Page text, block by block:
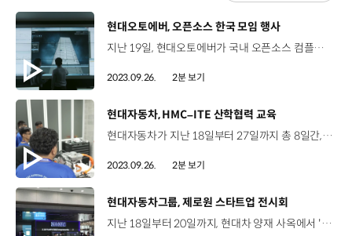
[동영상]
현대오토에버, 오픈소스 한국 모임 행사
지난 19일, 현대오토에버가 국내 오픈소스 컴플라이언스 담당자를 대상으로 오픈소스 한국 모임 제19차 회의를 진행했습니다. 공개된 소프트웨어를 사용할 때 준수해야 하는 규정들을 사전에 검증하는 것을 '오픈소스 컴플라이언스'라고 하는데요. 현대차와 현대오토에버, 현대모비스를 비롯해 삼성전자, 네이버, SK, 카카오 등 총 47개 회사가 모임에 참여했습니다. 이날 회의에서는 오픈소스 소프트웨어 사용 과정에서의 법률적 문제를 사전에 검증해 위험 요인을 낮추고 관리하는 방법에 대해 공유했습니다. 김주완 팀장 / 현대오토에버 기술전략팀이번 오픈소스 한국 모임이 현대오토에버에서 개최되고 현대자동차그룹의 우수한 오프소스 역량을 대내외적으로 펼칠 수 있는 뜻깊은 시간이었습니다. 앞으로 현대자동차그룹의 오픈소스 리스트 대외 공개를 통해 중소기업 그리고 중견기업의 지원방안도 고민하고 있습니다. 2022년 8월, 현대오토에버는 현대차, 기아, 현대모비스, 현대오토에버의 오픈소스 관리시스템을 구축해 ISO 국제표준 인증을 획득한 바 있습니다.
2023.09.26. 2분 보기
[동영상]
현대자동차, HMC–ITE 산학협력 교육
현대자동차가 지난 18일부터 27일까지 총 8일간, 천안 글로벌 러닝센터에서 싱가포르 ITE 학생과 강사 총 17명을 대상으로 EV 신기술 교육을 진행하고 있습니다. 이번 프로그램은 2022년 현대차-ITE-코모코 대리점 간 체결된 ‘산학협력 MOU’를 기반으로 진행됐는데요. 이번 교육에서는 전동화 부품의 구조 및 원리 등에 대해 배우고 주행 체험을 해볼 수 있는 EV 및 FCEV 기초 교육과 함께, 학생과 강사들이 현대 모터스튜디오와 고양 하이테크센터를 방문해 현대차의 기술력을 느낄 수 있는 시간이 마련되었습니다. 지안 세아 키안 웨이/ ITE 강사 이번 교육을 통해 얻은 EV, ADAS 등에 대한 지식을 향후 커리큘럼 개발에 활용할 예정입니다. 림분핀 / ITE 학생 이번 교육을 통해 EV 차량의 고장 진단 및 문제 해결을 보다 효과적으로 수행할 수 있는 기술을 익힐 수 있었으며 EV 산업에 대한 전문성을 향상시킬 수 있었습니다. 현대차는 이번 싱가포르 ITE와의 산학협력 프로그램을 바탕으로 향후 교육을 확대 운영하고 양질의 정비 인력 확보를 위해 노력할 계획입니다.
2023.09.26. 2분 보기
[동영상]
현대자동차그룹, 제로원 스타트업 전시회
지난 18일부터 20일까지, 현대차 양재 사옥에서 '제로원 벤처스 2023'이 열렸습니다. 이번 행사는 제로원이 육성하고 있는 스타트업과 제로원 분사 스타트업이 주체가 되어 그 간의 연구 성과가 담긴 제품들을 전시했는데요. 조승우 연구원 / 현대자동차·기아 H스타트업팀 이번 전시회는 제로원 벤처스가 추진하는 임직원–스타트업 간 ‘오픈이노베이션 헙업 인트라프러너십’이라는 주제로 스타트업과 현대차그룹의 협업 기회 창출 그리고 다양한 프로그램을 통해 임직원의 기업가 정신을 고취하는 것을 목표로 하고 있습니다. 총 6개의 스타트업이 제작한 혁신적인 제품과 서비스에 임직원들의 관심이 집중됐습니다. 클라우드 비용을 절감한 통합 모니터링 IT서비스나 다양한 배송서비스 솔루션을 제공하는 자율주행 로봇, 해양쓰레기 수거와 재활용 솔루션을 제공하는 기술 등도 눈길을 끌었습니다. 배소현 팀장 / 셀플러스코리아 저희는 악천후와 야간 상황에도 안전한 자율주행을 돕는 열화상 카메라 솔루션과 자율주행 알고즘 개발을 고도화할 수 있는 로깅 시스템 그리고 검증할 수 있는 재생 솔루션을 제공하고 있습니다. 박수창 공동대표 / 데이타몬드 저희는 이번에 ‘페르소나 파인더’라는 신개념의 페르소나 데이터 기반의 검색과 마케팅 플랫폼을 론칭하여 이번 전시회에 참여하게 되었습니다. 스타트업 CEO의 기업가 정신과 개발과정 전반의 일대기를 들을 수 있는 ‘CEO 스토리’ 강연과 더불어, 스타트업들과 현대차그룹 현업 간 사업 미팅 세션인 ‘Meet–Up Table’도 운영됐는데요. 현대차그룹은 앞으로도 제로원을 통해 창의적인 제품과 서비스를 지원하고 우리 사회에 도움이 되는 기술들을 선보일 예정입니다.